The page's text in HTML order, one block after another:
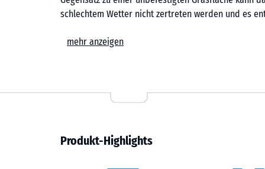
schlechtem Wetter nicht zertreten werden und es
Anwendungsbereiche
Veranstaltungsorte sowie Hänge und leichte
Die Matte ist aus PU-gebundenem Gummigranulat
mehr anzeigen
Produkt-Highlights